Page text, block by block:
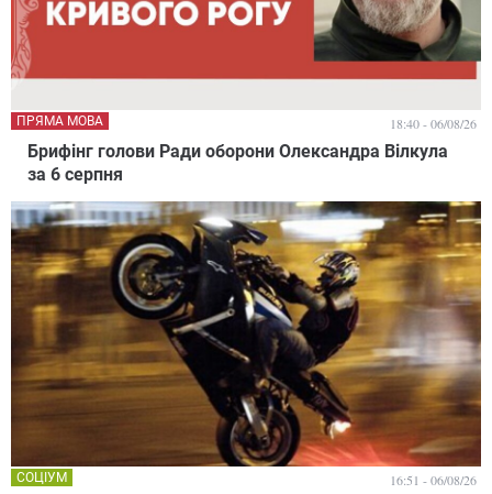
Брифінг голови Ради оборони Олександра Вілкула
за 6 серпня
ПРЯМА МОВА 18:40 - 06/08/26
СОЦІУМ 16:51 - 06/08/26